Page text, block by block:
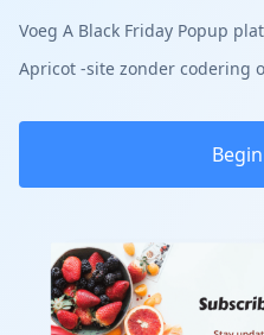
Voeg A Black Friday Popup
Apricot -site zonder codering